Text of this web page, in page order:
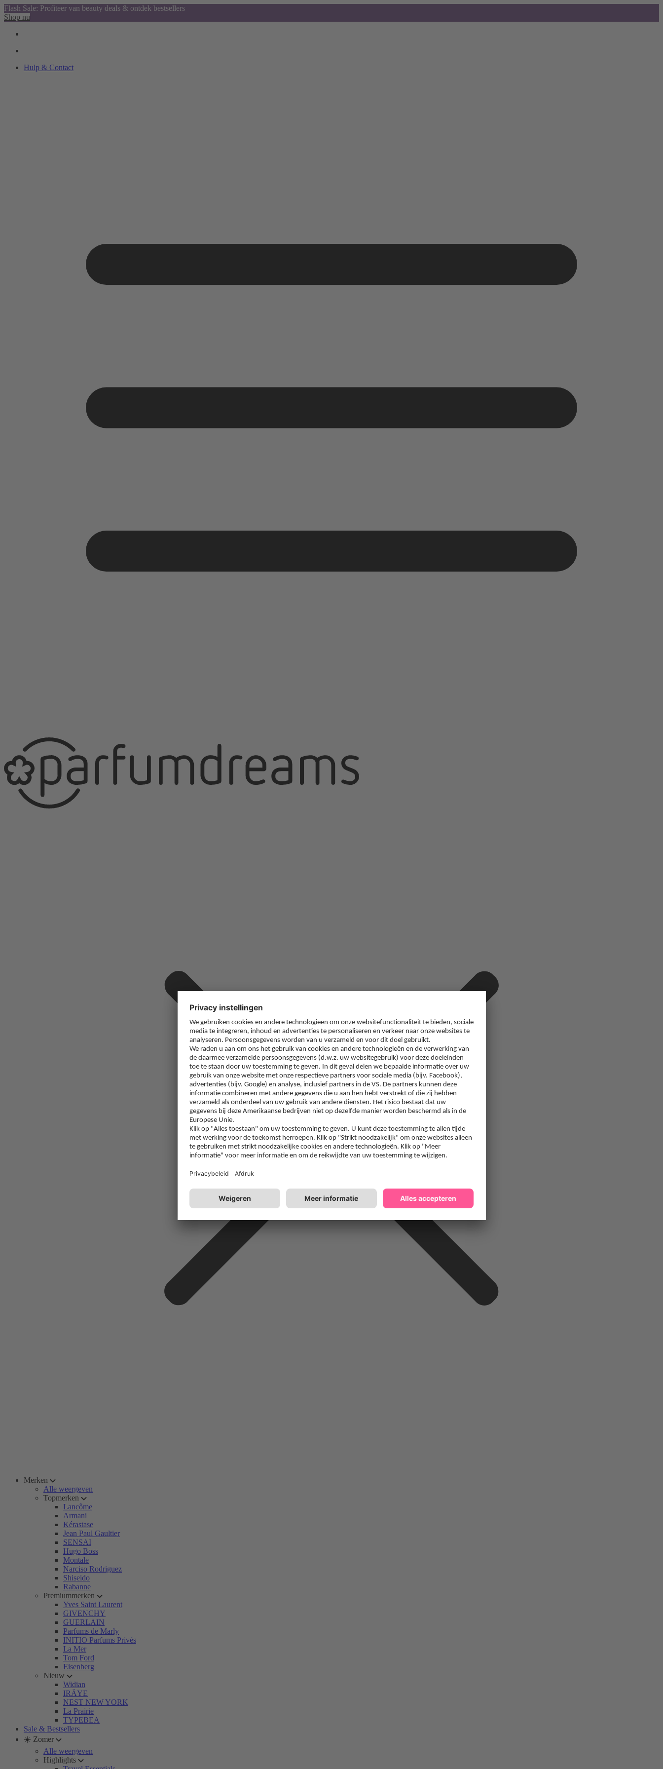
Flash Sale: Profiteer van beauty deals & ontdek bestsellers
Shop nu
Hulp & Contact
Merken
Alle weergeven
Topmerken
Lancôme
Armani
Kérastase
Jean Paul Gaultier
SENSAI
Hugo Boss
Montale
Narciso Rodriguez
Shiseido
Rabanne
Premiummerken
Yves Saint Laurent
GIVENCHY
GUERLAIN
Parfums de Marly
INITIO Parfums Privés
La Mer
Tom Ford
Eisenberg
Nieuw
Widian
IRÄYE
NEST NEW YORK
La Prairie
TYPEBEA
Sale & Bestsellers
☀️ Zomer
Alle weergeven
Highlights